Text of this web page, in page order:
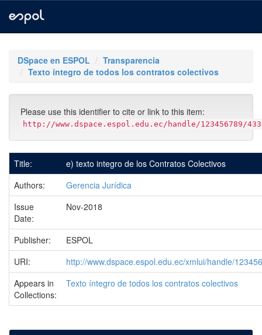
navigationDSpace en ESPOL
Transparencia
Texto íntegro de todos los contratos colectivos
Please use this identifier to cite or link to this item:
http://www.dspace.espol.edu.ec/handle/123456789/
Title:
e) texto integro de los Contratos Colectivos
Authors:
Gerencia Jurídica
Issue
Date:
Nov-2018
Publisher:
ESPOL
URI:
http://www.dspace.espol.edu.ec/xmlui/handle/
Appears in
Collections:
Texto íntegro de todos los contratos colectivos